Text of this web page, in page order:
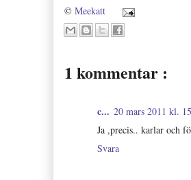
© Meekatt
1 kommentar :
c... 20 mars 2011 kl.
Ja ,precis.. karlar och
Svara